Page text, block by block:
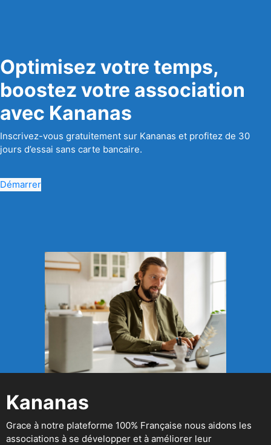
Optimisez votre temps,
boostez votre association
avec Kananas
Inscrivez-vous gratuitement sur Kananas et profitez de 30
jours d’essai sans carte bancaire.
Démarrer
Kananas
Grace à notre plateforme 100% Française nous aidons les
associations à se développer et à améliorer leur